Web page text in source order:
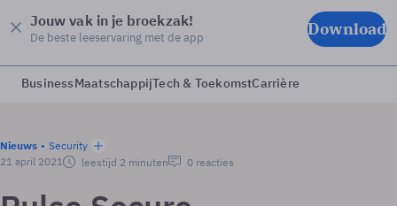
Jouw vak in je broekzak!
De beste leeservaring met de app Download
BusinessMaatschappijTech & ToekomstCarrière
Nieuws
Security
21 april 2021
leestijd 2 minuten 0 reacties